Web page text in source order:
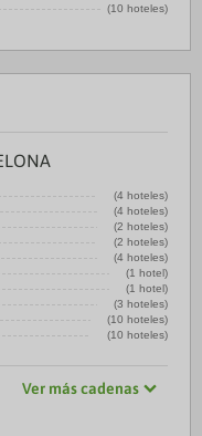
(10 hoteles)
(4 hoteles)
(4 hoteles)
(2 hoteles)
(2 hoteles)
(4 hoteles)
(1 hotel)
(1 hotel)
(3 hoteles)
(10 hoteles)
(10 hoteles)
Ver más cadenas